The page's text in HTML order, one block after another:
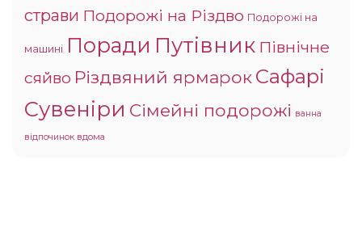
страви Подорожі на Різдво Подорожі на
машині Поради Путівник Північне
сяйво Різдвяний ярмарокСафарі
Сувеніри Сімейні подорожі ванна
відпочинок вдома